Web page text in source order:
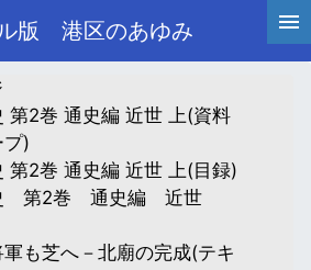
版 港区のあゆみ
第2巻 通史編 近世 上(資料
プ)
第2巻 通史編 近世 上(目録)
第2巻 通史編 近世
も芝へ－北廟の完成(テキ